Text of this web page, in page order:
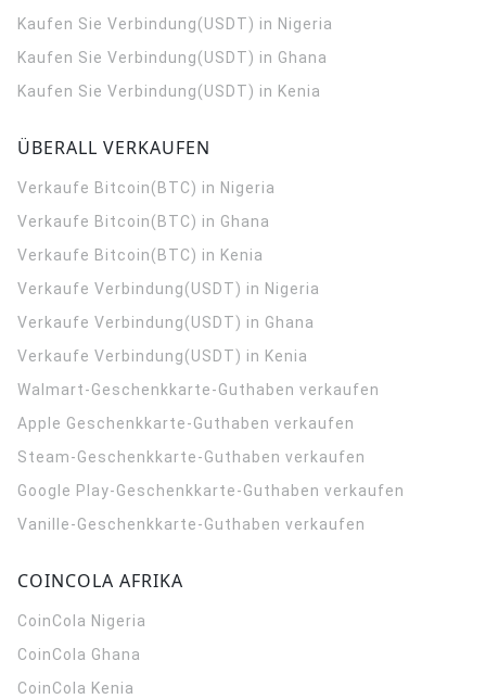
Kaufen Sie Verbindung(USDT) in Nigeria
Kaufen Sie Verbindung(USDT) in Ghana
Kaufen Sie Verbindung(USDT) in Kenia
ÜBERALL VERKAUFEN
Verkaufe Bitcoin(BTC) in Nigeria
Verkaufe Bitcoin(BTC) in Ghana
Verkaufe Bitcoin(BTC) in Kenia
Verkaufe Verbindung(USDT) in Nigeria
Verkaufe Verbindung(USDT) in Ghana
Verkaufe Verbindung(USDT) in Kenia
Walmart-Geschenkkarte-Guthaben verkaufen
Apple Geschenkkarte-Guthaben verkaufen
Steam-Geschenkkarte-Guthaben verkaufen
Google Play-Geschenkkarte-Guthaben verkaufen
Vanille-Geschenkkarte-Guthaben verkaufen
COINCOLA AFRIKA
CoinCola Nigeria
CoinCola Ghana
CoinCola Kenia